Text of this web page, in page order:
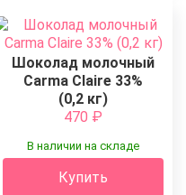
Шоколад молочный
Carma Claire 33%
(0,2 кг)
470 ₽
В наличии на складе
Купить